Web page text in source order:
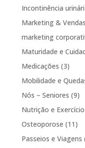
Incontinência
Marketing &
marketing
Maturidade e
Medicações (3)
Mobilidade e
Nós – Seniores (9)
Nutrição e
Osteoporose (11)
Passeios e Viagens